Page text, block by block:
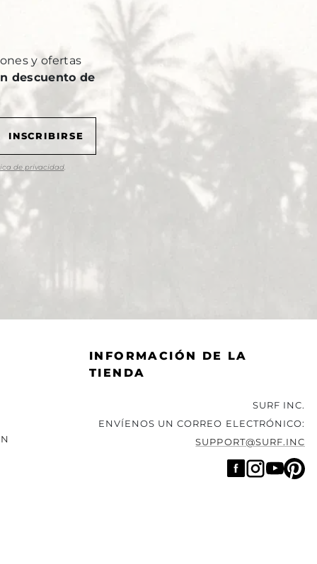
y ofertas
descuento de
de privacidad.
INFORMACIÓN DE LA
TIENDA
SURF INC.
ENVÍENOS UN CORREO ELECTRÓNICO:
SUPPORT@SURF.INC